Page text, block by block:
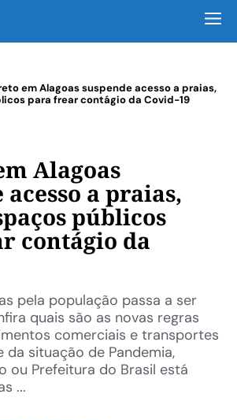
em Alagoas suspende acesso a praias,
para frear contágio da Covid-19
Alagoas
acesso a praias,
públicos
contágio da
pela população passa a ser
quais são as novas regras
comerciais e transportes
da situação de Pandemia,
ou Prefeitura do Brasil está
...